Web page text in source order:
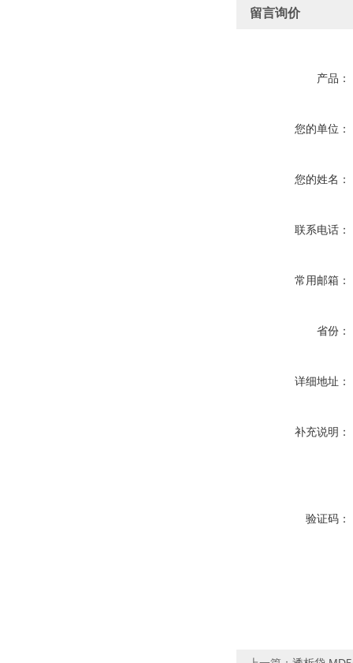
留言询价
产品：
您的单位：
您的姓名：
联系电话：
常用邮箱：
省份：
详细地址：
补充说明：
验证码：